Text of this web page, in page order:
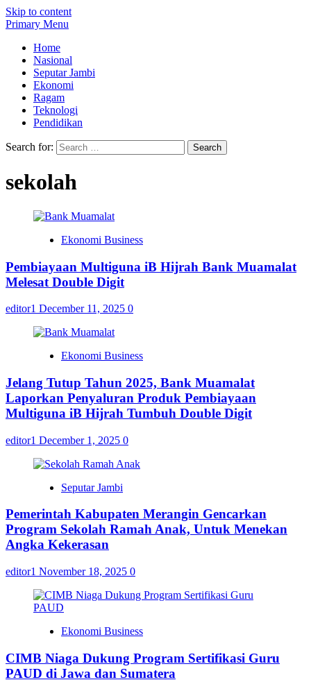
Skip to content
Primary Menu
Home
Nasional
Seputar Jambi
Ekonomi
Ragam
Teknologi
Pendidikan
Search for:
sekolah
Ekonomi Business
Pembiayaan Multiguna iB Hijrah Bank Muamalat
Melesat Double Digit
editor1 December 11, 2025 0
Ekonomi Business
Jelang Tutup Tahun 2025, Bank Muamalat
Laporkan Penyaluran Produk Pembiayaan
Multiguna iB Hijrah Tumbuh Double Digit
editor1 December 1, 2025 0
Seputar Jambi
Pemerintah Kabupaten Merangin Gencarkan
Program Sekolah Ramah Anak, Untuk Menekan
Angka Kekerasan
editor1 November 18, 2025 0
Ekonomi Business
CIMB Niaga Dukung Program Sertifikasi Guru
PAUD di Jawa dan Sumatera